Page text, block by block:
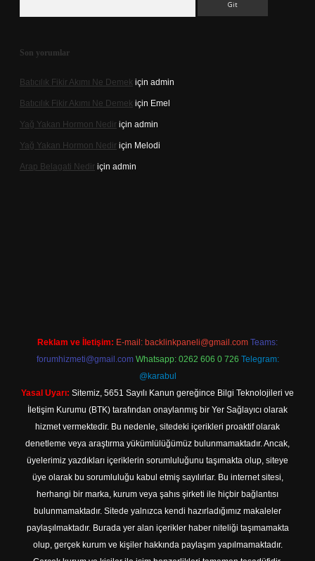
Son yorumlar
Batıcılık Fikir Akımı Ne Demek için admin
Batıcılık Fikir Akımı Ne Demek için Emel
Yağ Yakan Hormon Nedir için admin
Yağ Yakan Hormon Nedir için Melodi
Arap Belagati Nedir için admin
Reklam ve İletişim: E-mail: backlinkpaneli@gmail.com Teams:
forumhizmeti@gmail.com Whatsapp: 0262 606 0 726 Telegram:
@karabul
Yasal Uyarı: Sitemiz, 5651 Sayılı Kanun gereğince Bilgi Teknolojileri ve
İletişim Kurumu (BTK) tarafından onaylanmış bir Yer Sağlayıcı olarak
hizmet vermektedir. Bu nedenle, sitedeki içerikleri proaktif olarak
denetleme veya araştırma yükümlülüğümüz bulunmamaktadır. Ancak,
üyelerimiz yazdıkları içeriklerin sorumluluğunu taşımakta olup, siteye
üye olarak bu sorumluluğu kabul etmiş sayılırlar. Bu internet sitesi,
herhangi bir marka, kurum veya şahıs şirketi ile hiçbir bağlantısı
bulunmamaktadır. Sitede yalnızca kendi hazırladığımız makaleler
paylaşılmaktadır. Burada yer alan içerikler haber niteliği taşımamakta
olup, gerçek kurum ve kişiler hakkında paylaşım yapılmamaktadır.